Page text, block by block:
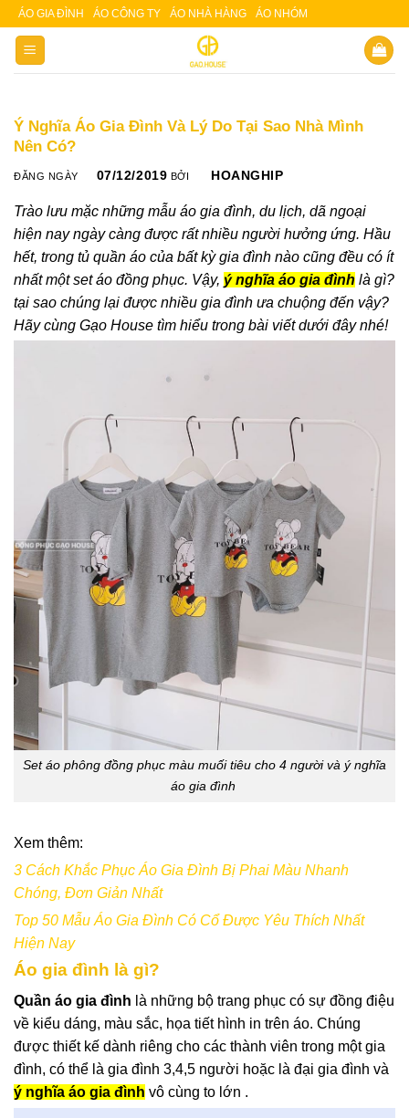
Skip
content
ÁO GIA ĐÌNH ÁO CÔNG TY ÁO NHÀ HÀNG ÁO NHÓM
Ý Nghĩa Áo Gia Đình Và Lý Do Tại Sao Nhà Mình
Nên Có?
ĐĂNG NGÀY 07/12/2019 BỞI HOANGHIP
Trào lưu mặc những mẫu áo gia đình, du lịch, dã ngoại
hiện nay ngày càng được rất nhiều người hưởng ứng. Hầu
hết, trong tủ quần áo của bất kỳ gia đình nào cũng đều có ít
nhất một set áo đồng phục. Vậy, ý nghĩa áo gia đình là gì?
tại sao chúng lại được nhiều gia đình ưa chuộng đến vậy?
Hãy cùng Gạo House tìm hiểu trong bài viết dưới đây nhé!
Set áo phông đồng phục màu muối tiêu cho 4 người và ý nghĩa
áo gia đình
Xem thêm:
3 Cách Khắc Phục Áo Gia Đình Bị Phai Màu Nhanh
Chóng, Đơn Giản Nhất
Top 50 Mẫu Áo Gia Đình Có Cổ Được Yêu Thích Nhất
Hiện Nay
Áo gia đình là gì?
Quần áo gia đình là những bộ trang phục có sự đồng điệu
về kiểu dáng, màu sắc, họa tiết hình in trên áo. Chúng
được thiết kế dành riêng cho các thành viên trong một gia
đình, có thể là gia đình 3,4,5 người hoặc là đại gia đình và
ý nghĩa áo gia đình vô cùng to lớn .